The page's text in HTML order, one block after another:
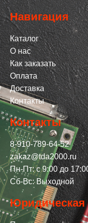
Навигация
Каталог
О нас
Как заказать
Оплата
Доставка
Контакты
Контакты
8-910-789-64-52
zakaz@tda2000.ru
Пн-Пт: с 9:00 до
Сб-Вс: Выходной